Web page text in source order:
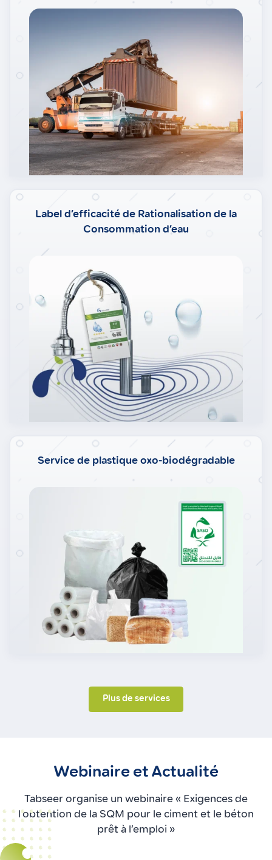
Label d’efficacité de Rationalisation de la
Consommation d’eau
Service de plastique oxo-biodégradable
Plus de services
Webinaire et Actualité
Tabseer organise un webinaire « Exigences de
l’obtention de la SQM pour le ciment et le béton
prêt à l’emploi »